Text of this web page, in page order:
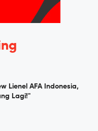
Lienel AFA Indonesia,
Lagi!"